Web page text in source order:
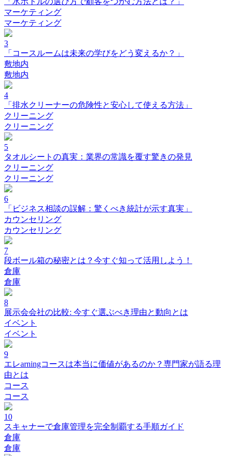
マーケティング
マーケティング
3
「コースルームは未来の学びをどう変えるか？」
敷地内
敷地内
4
「排水クリーナーの危険性と安心して使える方法」
クリーニング
クリーニング
5
タオルシートの真実：業界の常識を覆す驚きの発見
クリーニング
クリーニング
6
「ビジネス相談の誤解：驚くべき統計が示す真実」
カウンセリング
カウンセリング
7
段ボール箱の秘密とは？今すぐ知って活用しよう！
倉庫
倉庫
8
展示会会社の比較: 今すぐ選ぶべき理由と動向とは
イベント
イベント
9
エレarningコースは本当に価値があるのか？専門家が語る理
由とは
コース
コース
10
スキャナーで倉庫管理を完全制覇する手順ガイド
倉庫
倉庫